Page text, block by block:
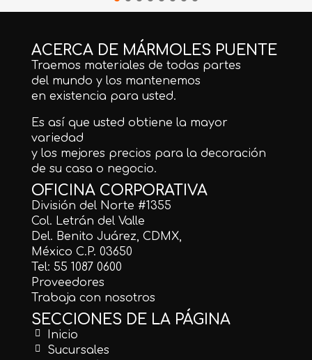
ACERCA DE MÁRMOLES PUENTE
Traemos materiales de todas partes
del mundo y los mantenemos
en existencia para usted.
Es así que usted obtiene la mayor
variedad
y los mejores precios para la decoración
de su casa o negocio.
OFICINA CORPORATIVA
División del Norte #1355
Col. Letrán del Valle
Del. Benito Juárez, CDMX,
México C.P. 03650
Tel: 55 1087 0600
Proveedores
Trabaja con nosotros
SECCIONES DE LA PÁGINA
Inicio
Sucursales